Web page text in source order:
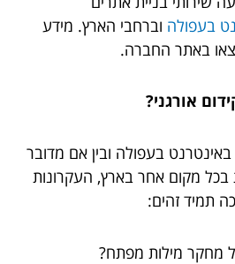
בעפולה וברחבי הארץ. מידע
באתר החברה.
אורגני?
בעפולה ובין אם מדובר
מקום אחר בארץ, העקרונות
תמיד זהים:
מילות מפתח?